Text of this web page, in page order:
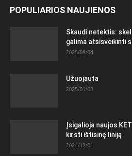
POPULIARIOS NAUJIENOS
Skaudi netektis:
galima atsisveikinti
2025/08/04
Užuojauta
2025/01/03
Įsigalioja naujos
kirsti ištisinę liniją
2024/12/01